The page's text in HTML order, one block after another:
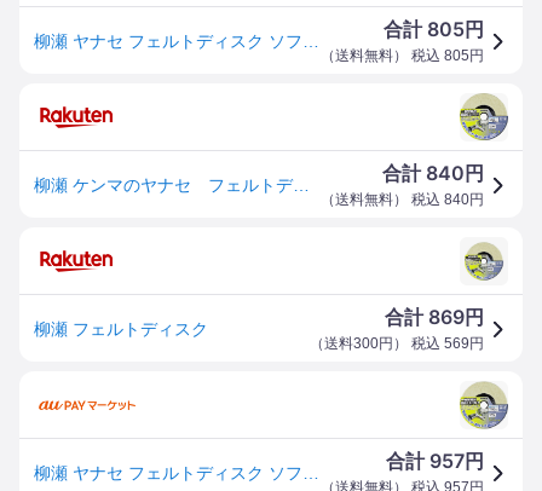
合計 805円
（送料無料） 税込 805 円
柳瀬 ケンマのヤナセ フェルトディスク標準タイプФ100 穴径15mm バフ研磨＃800程度 鏡面仕上げ HF02【1枚】ディスクグラインダー用 〉研磨用ディスク DIY・ホビー商品
合計 840 円
（送料無料） 税込 840円
柳瀬 フェルトディスク
合計 869円
（送料300円 ） 税込 569 円
合計 957円
（送料無料） 税込 957 円